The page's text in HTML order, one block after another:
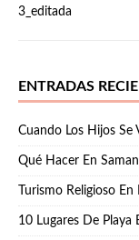
ENTRADAS
Cuando Los Hijos Se
Qué Hacer En
Turismo Religioso
10 Lugares De Playa